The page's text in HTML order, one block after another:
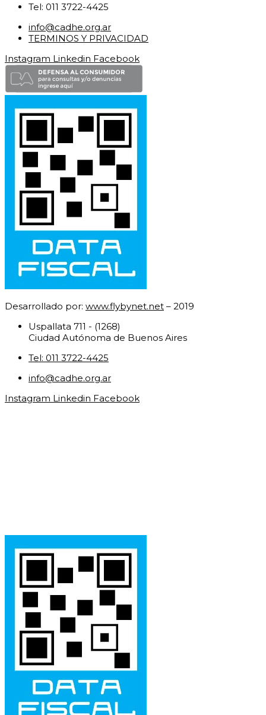
Tel: 011 3722-4425
info@cadhe.org.ar
TERMINOS Y PRIVACIDAD
Instagram Linkedin Facebook
Desarrollado por: www.flybynet.net – 2019
Uspallata 711 - (1268)
Ciudad Autónoma de Buenos Aires
Tel: 011 3722-4425
info@cadhe.org.ar
Instagram Linkedin Facebook